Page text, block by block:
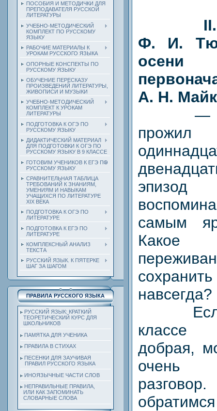
ПОСОБИЯ И МЕТОДИЧКИ ДЛЯ
ПРЕПОДАВАТЕЛЯ РУССКОЙ
ЛИТЕРАТУРЫ
УЧЕБНО-МЕТОДИЧЕСКИЙ
КОМПЛЕКТ ПО РУССКОМУ
ЯЗЫКУ
РАБОЧИЕ МАТЕРИАЛЫ К
УРОКАМ РУССКОГО ЯЗЫКА
ОПОРНЫЕ КОНСПЕКТЫ ПО
РУССКОМУ ЯЗЫКУ
ОБУЧЕНИЕ ПЕРЕСКАЗУ
ПРОИЗВЕДЕНИЙ ЛИТЕРАТУРЫ,
ЖИВОПИСИ И МУЗЫКИ
УЧЕБНО-МЕТОДИЧЕСКИЙ
КОМПЛЕКТ К УРОКАМ
ЛИТЕРАТУРЫ
ПОДГОТОВКА К ОГЭ ПО
РУССКОМУ ЯЗЫКУ
ДИДАКТИЧЕСКИЙ МАТЕРИАЛ
ДЛЯ ПОДГОТОВКИ К ОГЭ ПО
РУССКОМУ ЯЗЫКУ В 9 КЛАССЕ
ГОТОВИМ УЧЕНИКОВ К ЕГЭ ПО
РУССКОМУ ЯЗЫКУ
СРАВНИТЕЛЬНАЯ ТАБЛИЦА
ТРЕБОВАНИЙ К ЗНАНИЯМ,
УМЕНИЯМ И НАВЫКАМ
УЧАЩИХСЯ ПО ЛИТЕРАТУРЕ
ХIХ ВЕКА
ПОДГОТОВКА К ОГЭ ПО
ЛИТЕРАТУРЕ
ПОДГОТОВКА К ЕГЭ ПО
ЛИТЕРАТУРЕ
КОМПЛЕКСНЫЙ АНАЛИЗ
ТЕКСТА
РУССКИЙ ЯЗЫК. К ПЯТЕРКЕ
ШАГ ЗА ШАГОМ
ПРАВИЛА РУССКОГО ЯЗЫКА
РУССКИЙ ЯЗЫК: КРАТКИЙ
ТЕОРЕТИЧЕСКИЙ КУРС ДЛЯ
ШКОЛЬНИКОВ
ПАМЯТКА ДЛЯ УЧЕНИКА
ПРАВИЛА В СТИХАХ
ПЕСЕНКИ ДЛЯ ЗАУЧИВАЯ
ПРАВИЛ РУССКОГО ЯЗЫКА
ИНОЯЗЫЧНЫЕ ЧАСТИ СЛОВ
НЕПРАВИЛЬНЫЕ ПРАВИЛА,
ИЛИ КАК ЗАПОМИНАТЬ
СЛОВАРНЫЕ СЛОВА
Ф. И.
осени
А. Н.
—
прожил
самым
навсегда?
Если
классе
добрая,
очень